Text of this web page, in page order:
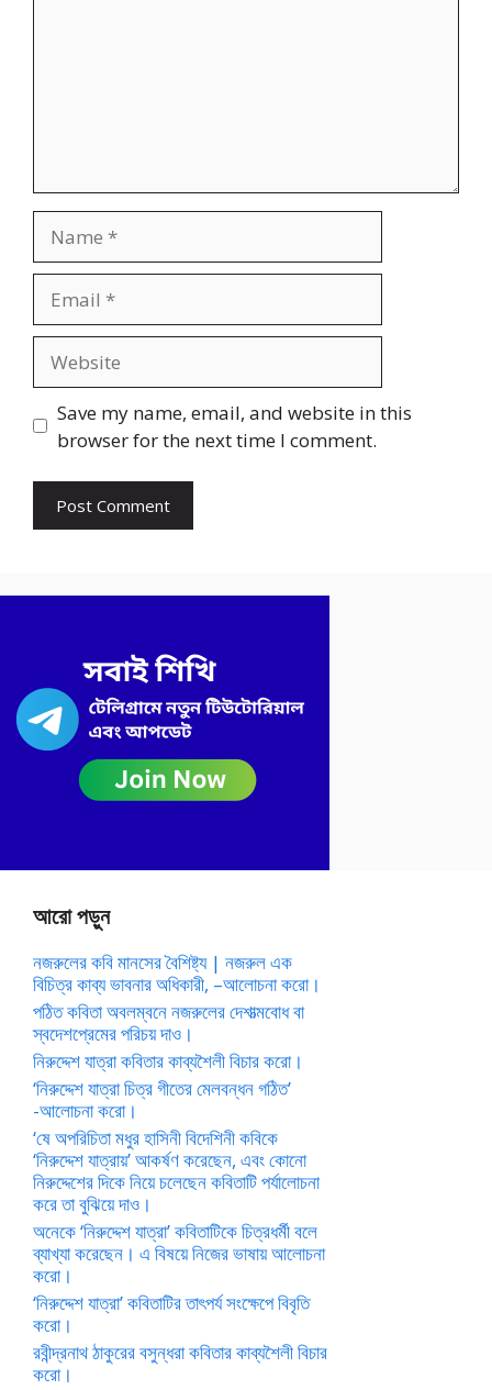
Save my name, email, and website in this
browser for the next time I comment.
আরো পড়ুন
নজরুলের কবি মানসের বৈশিষ্ট্য | নজরুল এক
বিচিত্র কাব্য ভাবনার অধিকারী, –আলোচনা করো।
পঠিত কবিতা অবলম্বনে নজরুলের দেশাত্মবোধ বা
স্বদেশপ্রেমের পরিচয় দাও।
নিরুদ্দেশ যাত্রা কবিতার কাব্যশৈলী বিচার করো।
‘নিরুদ্দেশ যাত্রা চিত্র গীতের মেলবন্ধন গঠিত’
-আলোচনা করো।
‘ষে অপরিচিতা মধুর হাসিনী বিদেশিনী কবিকে
‘নিরুদ্দেশ যাত্রায়’ আকর্ষণ করেছেন, এবং কোনো
নিরুদ্দেশের দিকে নিয়ে চলেছেন কবিতাটি পর্যালোচনা
করে তা বুঝিয়ে দাও।
অনেকে ‘নিরুদ্দেশ যাত্রা’ কবিতাটিকে চিত্রধর্মী বলে
ব্যাখ্যা করেছেন। এ বিষয়ে নিজের ভাষায় আলোচনা
করো।
‘নিরুদ্দেশ যাত্রা’ কবিতাটির তাৎপর্য সংক্ষেপে বিবৃতি
করো।
রবীন্দ্রনাথ ঠাকুরের বসুন্ধরা কবিতার কাব্যশৈলী বিচার
করো।